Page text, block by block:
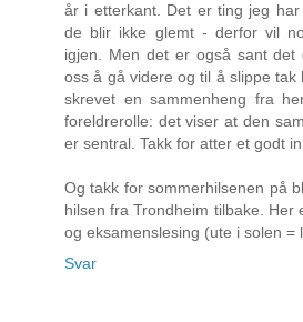
år i etterkant. Det er ting jeg
de blir ikke glemt - derfor vil
igjen. Men det er også sant det
oss å gå videre og til å slippe
skrevet en sammenheng fra
foreldrerolle: det viser at den
er sentral. Takk for atter et godt
Og takk for sommerhilsenen på
hilsen fra Trondheim tilbake. Her
og eksamenslesing (ute i solen =
Svar